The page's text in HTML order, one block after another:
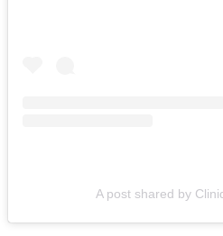
A post shared by